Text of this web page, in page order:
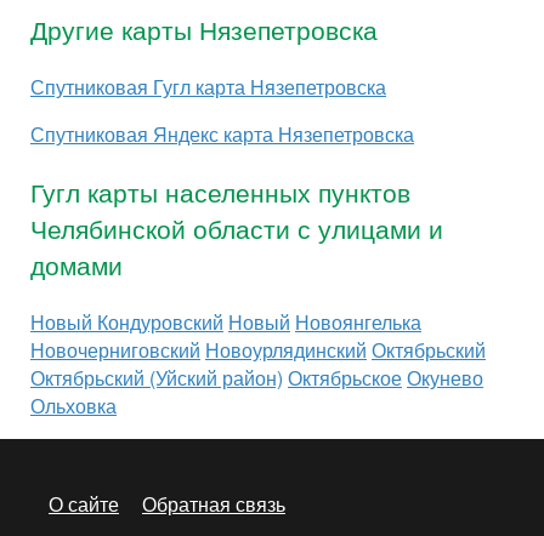
Другие карты Нязепетровска
Спутниковая Гугл карта Нязепетровска
Спутниковая Яндекс карта Нязепетровска
Гугл карты населенных пунктов
Челябинской области с улицами и
домами
Новый Кондуровский Новый Новоянгелька
Новочерниговский Новоурлядинский Октябрьский
Октябрьский (Уйский район) ОктябрьскоеОкунево
Ольховка
О сайте
Обратная связь